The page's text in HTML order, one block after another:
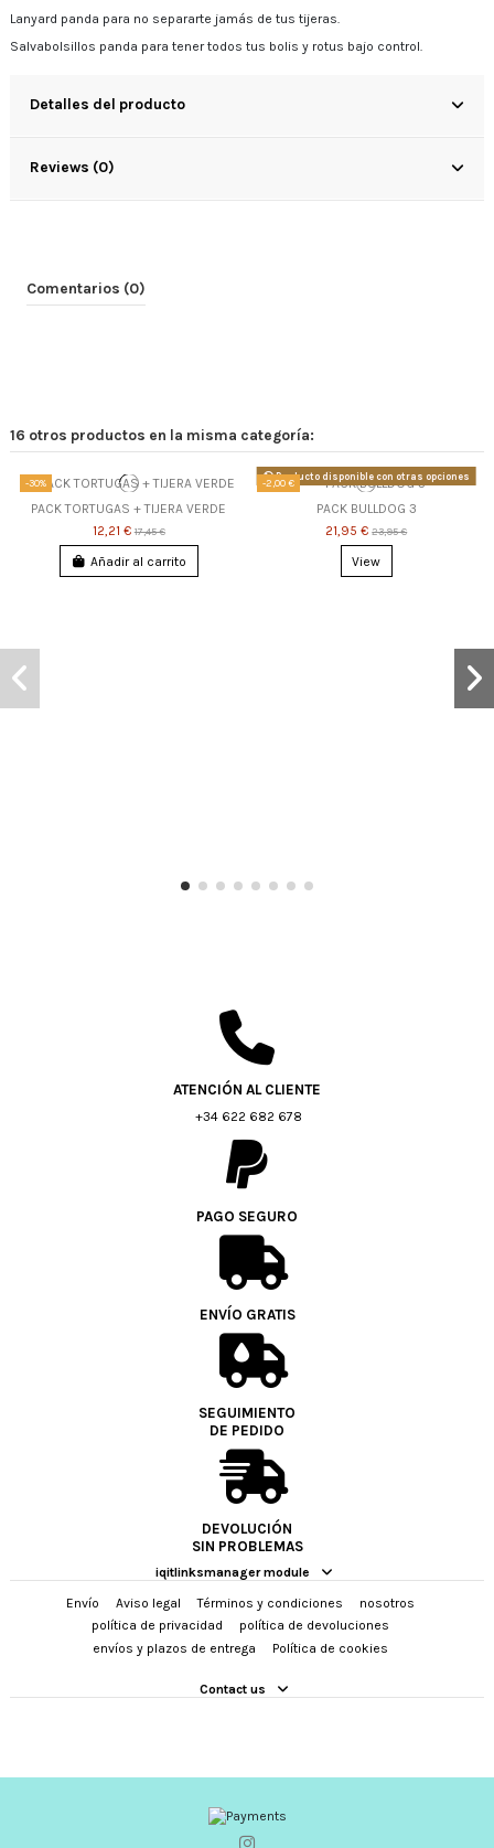
Lanyard panda para no separarte jamás de tus tijeras.
Salvabolsillos panda para tener todos tus bolis y rotus bajo control.
Detalles del producto
Reviews (0)
Comentarios (0)
16 otros productos en la misma categoría:
-30%
PACK TORTUGAS + TIJERA VERDE
12,21 €17,45 €
Añadir al carrito
-2,00 €
Producto disponible con otras opciones
PACK BULLDOG 3
21,95 €23,95 €
View
ATENCIÓN AL CLIENTE
+34 622 682 678
PAGO SEGURO
ENVÍO GRATIS
SEGUIMIENTO
DE PEDIDO
DEVOLUCIÓN
SIN PROBLEMAS
iqitlinksmanager module
Envío
Aviso legal Términos y condiciones
nosotros
política de privacidad
política de devoluciones
envíos y plazos de entrega
Política de cookies
Contact us